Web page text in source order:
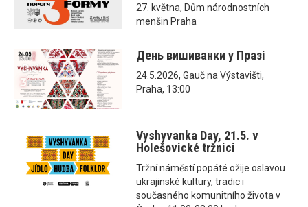
27. května, Dům národnostních
menšin Praha
День вишиванки у Празі
24.5.2026, Gauč na Výstavišti,
Praha, 13:00
Vyshyvanka Day, 21.5. v
Holešovické tržnici
Tržní náměstí popáté ožije oslavou
ukrajinské kultury, tradic i
současného komunitního života v